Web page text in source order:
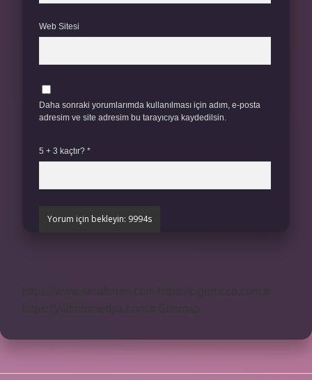
Web Sitesi
Daha sonraki yorumlarımda kullanılması için adım, e-posta
adresim ve site adresim bu tarayıcıya kaydedilsin.
5 + 3 kaçtır? *